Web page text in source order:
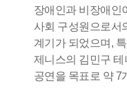
장애인과 비장애인
사회 구성원으로서
계기가 되었으며,
제니스의 김민구
공연을 목표로 약 7